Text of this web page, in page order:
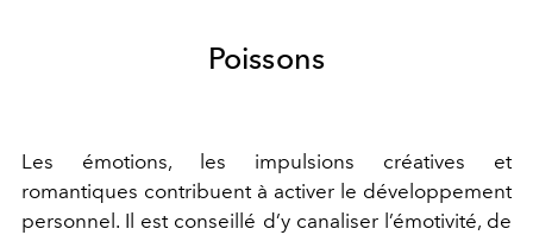
Poissons
Les émotions, les impulsions créatives et
romantiques contribuent à activer le développement
personnel. Il est conseillé d’ycanaliser l ’émotivité, de